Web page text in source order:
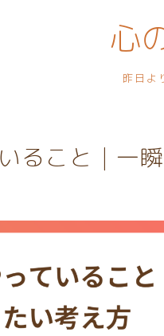
心
昨日よ
ること｜一